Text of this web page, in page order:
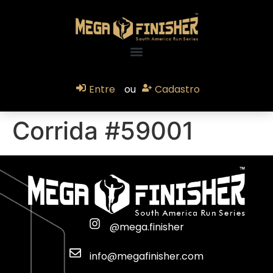
Entre ou Cadastro
Corrida #59001
@mega.finisher
info@megafinisher.com